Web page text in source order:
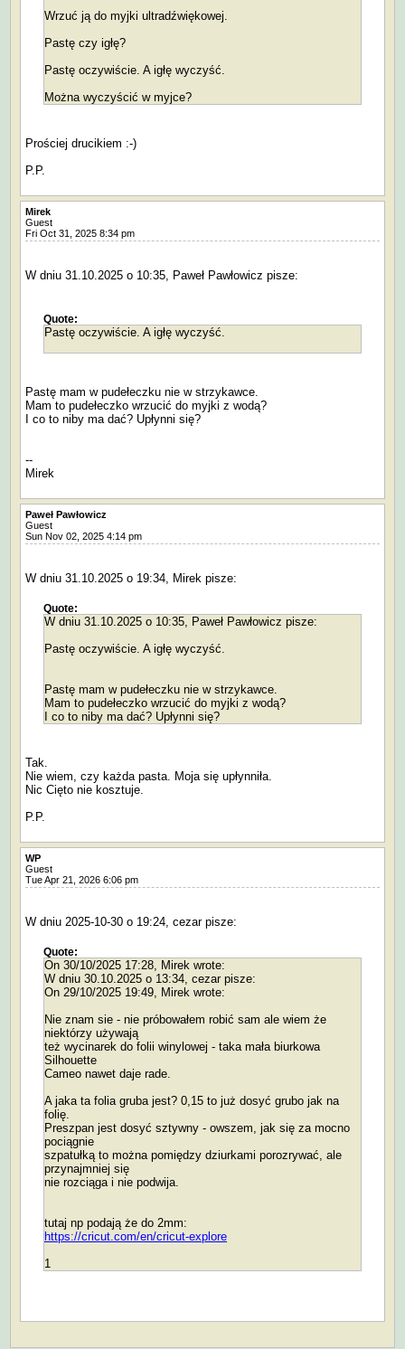
Wrzuć ją do myjki ultradźwiękowej.
Pastę czy igłę?
Pastę oczywiście. A igłę wyczyść.
Można wyczyścić w myjce?
Prościej drucikiem :-)
P.P.
Mirek
Guest
Fri Oct 31, 2025 8:34 pm
W dniu 31.10.2025 o 10:35, Paweł Pawłowicz pisze:
Quote:
Pastę oczywiście. A igłę wyczyść.
Pastę mam w pudełeczku nie w strzykawce.
Mam to pudełeczko wrzucić do myjki z wodą?
I co to niby ma dać? Upłynni się?
--
Mirek
Paweł Pawłowicz
Guest
Sun Nov 02, 2025 4:14 pm
W dniu 31.10.2025 o 19:34, Mirek pisze:
Quote:
W dniu 31.10.2025 o 10:35, Paweł Pawłowicz pisze:
Pastę oczywiście. A igłę wyczyść.
Pastę mam w pudełeczku nie w strzykawce.
Mam to pudełeczko wrzucić do myjki z wodą?
I co to niby ma dać? Upłynni się?
Tak.
Nie wiem, czy każda pasta. Moja się upłynniła.
Nic Cięto nie kosztuje.
P.P.
WP
Guest
Tue Apr 21, 2026 6:06 pm
W dniu 2025-10-30 o 19:24, cezar pisze:
Quote:
On 30/10/2025 17:28, Mirek wrote:
W dniu 30.10.2025 o 13:34, cezar pisze:
On 29/10/2025 19:49, Mirek wrote:
Nie znam sie - nie próbowałem robić sam ale wiem że
niektórzy używają
też wycinarek do folii winylowej - taka mała biurkowa
Silhouette
Cameo nawet daje rade.
A jaka ta folia gruba jest? 0,15 to już dosyć grubo jak na
folię.
Preszpan jest dosyć sztywny - owszem, jak się za mocno
pociągnie
szpatułką to można pomiędzy dziurkami porozrywać, ale
przynajmniej się
nie rozciąga i nie podwija.
tutaj np podają że do 2mm:
https://cricut.com/en/cricut-explore
1